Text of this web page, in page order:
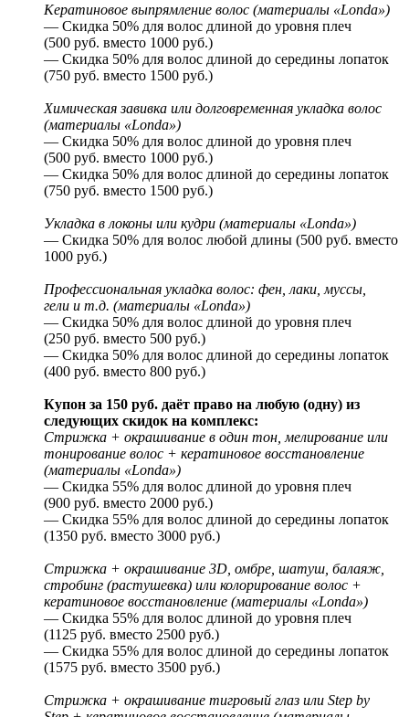
Кератиновое выпрямление волос (материалы «Londa»)
— Скидка 50% для волос длиной до уровня плеч
(500 руб. вместо 1000 руб.)
— Скидка 50% для волос длиной до середины лопаток
(750 руб. вместо 1500 руб.)
Химическая завивка или долговременная укладка волос
(материалы «Londa»)
— Скидка 50% для волос длиной до уровня плеч
(500 руб. вместо 1000 руб.)
— Скидка 50% для волос длиной до середины лопаток
(750 руб. вместо 1500 руб.)
Укладка в локоны или кудри (материалы «Londa»)
— Скидка 50% для волос любой длины (500 руб. вместо
1000 руб.)
Профессиональная укладка волос: фен, лаки, муссы,
гели и т.д. (материалы «Londa»)
— Скидка 50% для волос длиной до уровня плеч
(250 руб. вместо 500 руб.)
— Скидка 50% для волос длиной до середины лопаток
(400 руб. вместо 800 руб.)
Купон за 150 руб. даёт право на любую (одну) из
следующих скидок на комплекс:
Стрижка + окрашивание в один тон, мелирование или
тонирование волос + кератиновое восстановление
(материалы «Londa»)
— Скидка 55% для волос длиной до уровня плеч
(900 руб. вместо 2000 руб.)
— Скидка 55% для волос длиной до середины лопаток
(1350 руб. вместо 3000 руб.)
Стрижка + окрашивание 3D, омбре, шатуш, балаяж,
стробинг (растушевка) или колорирование волос +
кератиновое восстановление (материалы «Londa»)
— Скидка 55% для волос длиной до уровня плеч
(1125 руб. вместо 2500 руб.)
— Скидка 55% для волос длиной до середины лопаток
(1575 руб. вместо 3500 руб.)
Стрижка + окрашивание тигровый глаз или Step by